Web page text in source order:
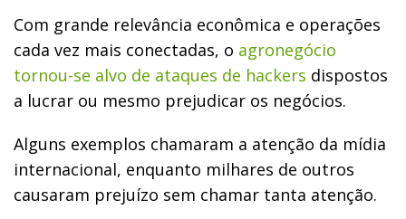
Com grande relevância econômica e operações
cada vez mais conectadas, o agronegócio
tornou-se alvo de ataques de hackers dispostos
a lucrar ou mesmo prejudicar os negócios.
Alguns exemplos chamaram a atenção da mídia
internacional, enquanto milhares de outros
causaram prejuízo sem chamar tanta atenção.